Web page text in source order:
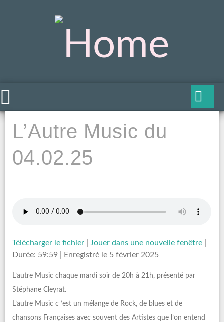
L’Autre Music du
04.02.25
Télécharger le fichier Jouer dans une nouvelle fenêtre
Durée: 59:59
Enregistré le 5 février 2025
L’autre Music chaque mardi soir de 20h à 21h, présenté par
Stéphane Cleyrat.
L’autre Music c ‘est un mélange de Rock, de blues et de
chansons Françaises avec souvent des Artistes que l’on entend